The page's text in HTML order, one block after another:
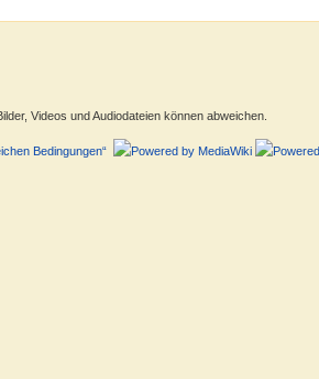
Videos und Audiodateien können abweichen.